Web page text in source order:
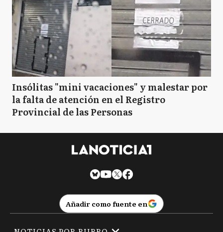
Insólitas "mini vacaciones" y malestar por
la falta de atención en el Registro
Provincial de las Personas
Añadir como fuente en